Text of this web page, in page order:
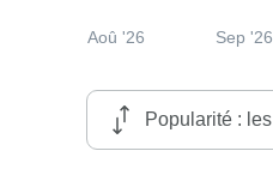
Aoû '26 Sep '26